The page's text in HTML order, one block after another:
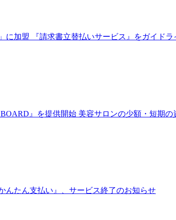
」 に加盟 『請求書立替払いサー ビス 』 をガイ ドラ
BOARD 』 を提供開始 美容サ ロ ンの少額 ・ 短期の
んた ん支払い 』 サー ビス終了のお知らせ